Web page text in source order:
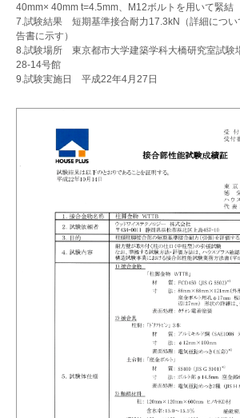
40mm× 40mm t=4.5mm、M12ボルトを用いて緊結
7.試験結果 短期基準接合耐力17.3kN（詳細につい
告書に示す）
8.試験場所 東京都市大学建築学科大橋研究室試験
28-14号館
9.試験実施日 平成22年4月27日